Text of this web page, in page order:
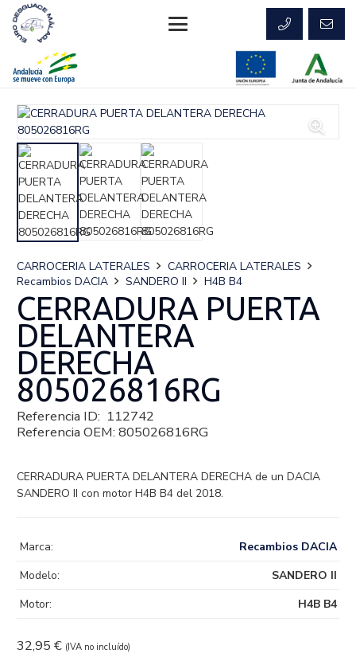
CARROCERIA LATERALES
CARROCERIA LATERALES
Recambios DACIA
SANDERO II H4B B4
CERRADURA PUERTA
DELANTERA
DERECHA
805026816RG
Referencia ID: 112742
Referencia OEM: 805026816RG
CERRADURA PUERTA DELANTERA DERECHA de un DACIA
SANDERO II con motor H4B B4 del 2018.
32,95 € (IVA no incluído)
Marca:
Recambios DACIA
Modelo:
SANDERO II
Motor:
H4B B4